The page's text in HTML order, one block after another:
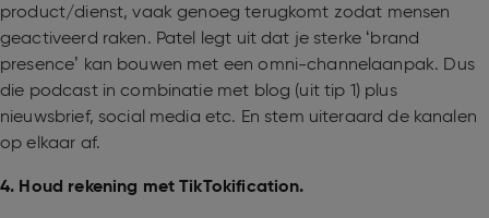
product/dienst, vaak genoeg terugkomt zodat mensen
geactiveerd raken. Patel legt uit dat je sterke ‘brand
presence’ kan bouwen met een omni-channelaanpak. Dus
die podcast in combinatie met blog (uit tip 1) plus
nieuwsbrief, social media etc. En stem uiteraard de kanalen
op elkaar af.
4. Houd rekening met TikTokification.